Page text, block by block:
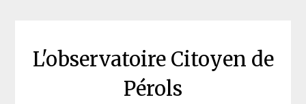
L'observatoire Citoyen de
Pérols